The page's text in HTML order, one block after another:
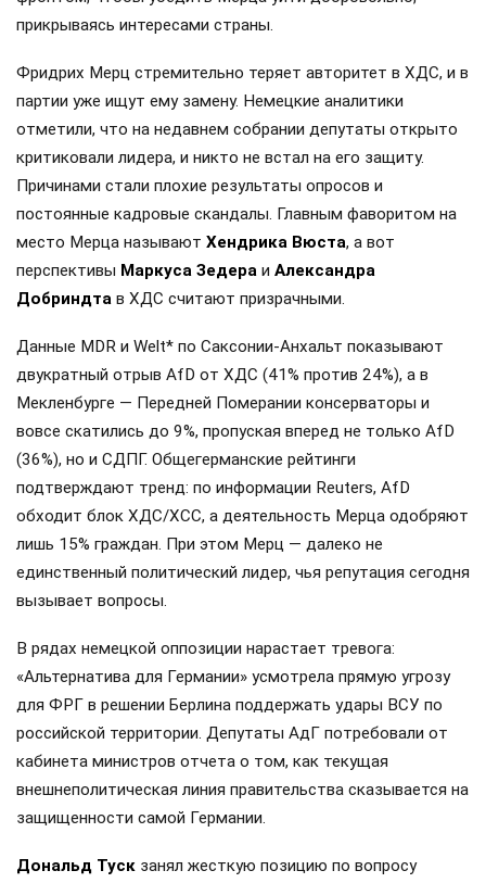
прикрываясь интересами страны.
Фридрих Мерц стремительно теряет авторитет в ХДС, и в
партии уже ищут ему замену. Немецкие аналитики
отметили, что на недавнем собрании депутаты открыто
критиковали лидера, и никто не встал на его защиту.
Причинами стали плохие результаты опросов и
постоянные кадровые скандалы. Главным фаворитом на
место Мерца называют Хендрика Вюста, а вот
перспективы Маркуса Зедера и Александра
Добриндта в ХДС считают призрачными.
Данные MDR и Welt* по Саксонии-Анхальт показывают
двукратный отрыв AfD от ХДС (41% против 24%), а в
Мекленбурге — Передней Померании консерваторы и
вовсе скатились до 9%, пропуская вперед не только AfD
(36%), но и СДПГ. Общегерманские рейтинги
подтверждают тренд: по информации Reuters, AfD
обходит блок ХДС/ХСС, а деятельность Мерца одобряют
лишь 15% граждан. При этом Мерц — далеко не
единственный политический лидер, чья репутация сегодня
вызывает вопросы.
В рядах немецкой оппозиции нарастает тревога:
«Альтернатива для Германии» усмотрела прямую угрозу
для ФРГ в решении Берлина поддержать удары ВСУ по
российской территории. Депутаты АдГ потребовали от
кабинета министров отчета о том, как текущая
внешнеполитическая линия правительства сказывается на
защищенности самой Германии.
Дональд Туск занял жесткую позицию по вопросу